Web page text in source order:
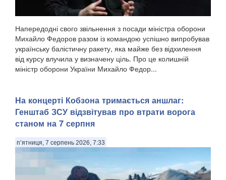
Напередодні свого звільнення з посади міністра оборони
Михайло Федоров разом із командою успішно випробував
українську балістичну ракету, яка майже без відхилення
від курсу влучила у визначену ціль. Про це колишній
міністр оборони України Михайло Федор...
На концерті Кобзона тримається аншлаг:
Генштаб ЗСУ відзвітував про втрати ворога
станом на 7 серпня
п’ятниця, 7 серпень 2026, 7:33